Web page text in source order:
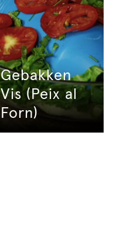
Gebakken
Vis (Peix al
Forn)